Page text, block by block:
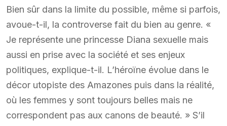
Bien sûr dans la limite du possible, même si parfois,
avoue-t-il, la controverse fait du bien au genre. «
Je représente une princesse Diana sexuelle mais
aussi en prise avec la société et ses enjeux
politiques, explique-t-il. L’héroïne évolue dans le
décor utopiste des Amazones puis dans la réalité,
où les femmes y sont toujours belles mais ne
correspondent pas aux canons de beauté. » S’il